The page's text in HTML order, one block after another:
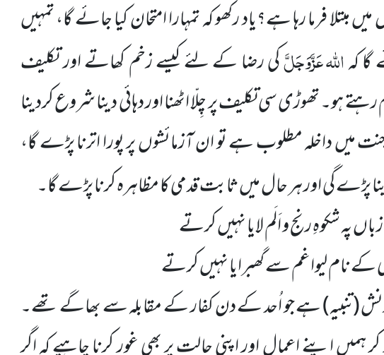
مبتلا فرما رہا ہے؟یاد رکھو کہ تمہارا امتحان کیاجائے گا، تمہیں
گا کہاللہعَزَّوَجَلَّکی رضا کے لئے کیسے زخم کھاتے اور تکلیف
ہو۔ تھوڑی سی تکلیف پر چِلّا اٹھنا اور دہائی دینا شروع کردینا
میں داخلہ مطلوب ہے تو ان آزمائشوں پر پورا اترنا پڑے گا،
پڑے گی اور ہر حال میں ثابت قدمی کا مظاہرہ کرنا پڑے گا۔
زباں پہ شکوہِ رنج و اَلَم لایا نہیں کرتے
کے نام لیوا غم سے گھبرایا نہیں کرتے
(تنبیہ)ہے جو اُحد کے دن کفار کے مقابلہ سے بھاگے تھے۔
اپنے اعمال اور اپنی حالت پر بھی غور کرنا چاہیے کہ اگر